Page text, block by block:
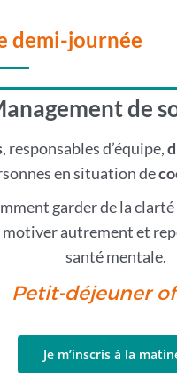
demi-journée
de
, responsables d’équipe,
en situation de
garder de la
autrement et
santé mentale.
Petit-déjeuner
Je m’inscris à la